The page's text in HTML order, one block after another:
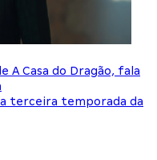
A Casa do Dragão, fala
terceira temporada da